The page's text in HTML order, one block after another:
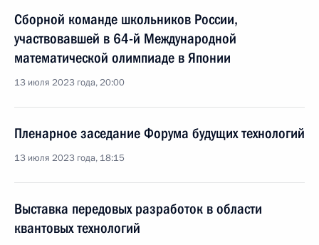
Сборной команде школьников России,
участвовавшей в 64-й Международной
математической олимпиаде в Японии
13 июля 2023 года, 20:00
Пленарное заседание Форума будущих технологий
13 июля 2023 года, 18:15
Выставка передовых разработок в области
квантовых технологий